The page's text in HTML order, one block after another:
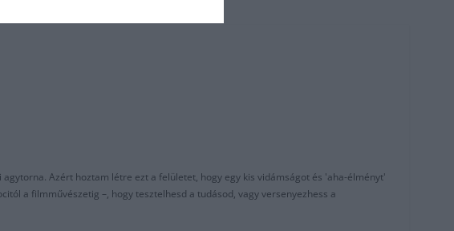
Azért hoztam létre ezt a felületet, hogy egy kis vidámságot és 'aha-élményt'
a filmművészetig –, hogy tesztelhesd a tudásod, vagy versenyezhess a